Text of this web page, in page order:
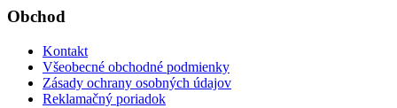
stránke
produktu.
Obchod
Kontakt
Všeobecné obchodné podmienky
Zásady ochrany osobných údajov
Reklamačný poriadok